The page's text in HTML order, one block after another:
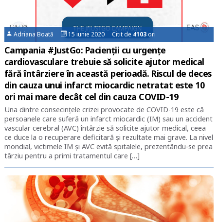
Adriana Boată 15 iunie 2020 Citit de 4103ori
Campania #JustGo: Pacienții cu urgențe
cardiovasculare trebuie să solicite ajutor medical
fără întârziere în această perioadă. Riscul de deces
din cauza unui infarct miocardic netratat este 10
ori mai mare decât cel din cauza COVID-19
Una dintre consecințele crizei provocate de COVID-19 este că
persoanele care suferă un infarct miocardic (IM) sau un accident
vascular cerebral (AVC) întârzie să solicite ajutor medical, ceea
ce duce la o recuperare deficitară și rezultate mai grave. La nivel
mondial, victimele IM și AVC evită spitalele, prezentându-se prea
târziu pentru a primi tratamentul care […]